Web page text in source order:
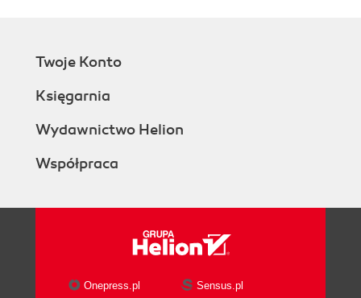
Twoje Konto
Księgarnia
Wydawnictwo Helion
Współpraca
Onepress.pl
Sensus.pl